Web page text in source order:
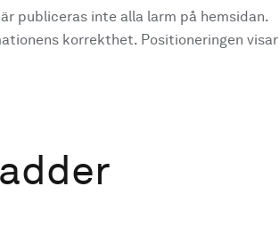
publiceras inte alla larm på hemsidan.
korrekthet. Positioneringen visar